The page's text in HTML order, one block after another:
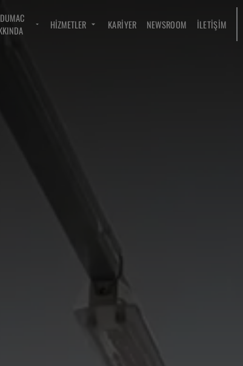
HIZMETLER KARIYER NEWSROOM İLETIŞIM